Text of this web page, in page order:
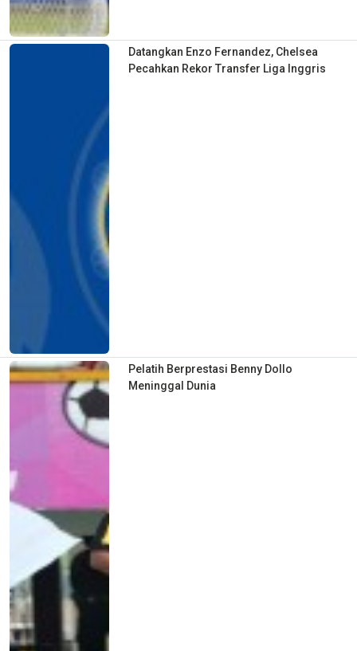
Datangkan Enzo Fernandez, Chelsea
Pecahkan Rekor Transfer Liga Inggris
Pelatih Berprestasi Benny Dollo
Meninggal Dunia